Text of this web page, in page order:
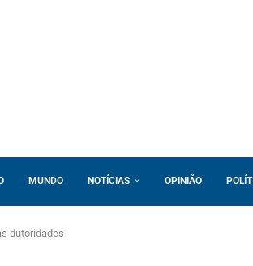
MUNDO NOTÍCIAS OPINIÃO
dutoridades